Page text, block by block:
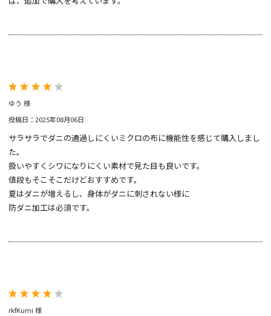
ゆう 様
投稿日：2025年08月06日
サラサラでダニの通過しにくいミクロの布に機能性を感じて購入しまし
た。
扱いやすくシワになりにくい素材で見た目も良いです。
値段もそこそこだけどおすすめです。
夏はダニが増えるし、身体がダニに刺されない様に
防ダニ加工は必須です。
rkfKumi 様